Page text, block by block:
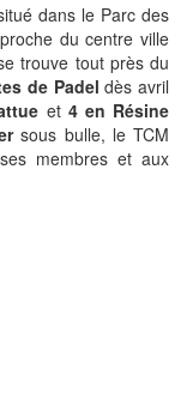
dans le Parc des
du centre ville
trouve tout près du
de Padeldès avril
et 4 en Résine
sous bulle, le TCM
membres et aux